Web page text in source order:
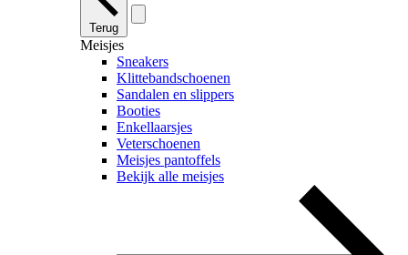
Terug
Meisjes
Sneakers
Klittebandschoenen
Sandalen en slippers
Booties
Enkellaarsjes
Veterschoenen
Meisjes pantoffels
Bekijk alle meisjes